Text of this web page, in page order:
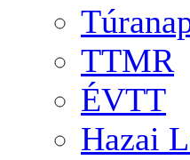
TTMR
ÉVTT
Hazai